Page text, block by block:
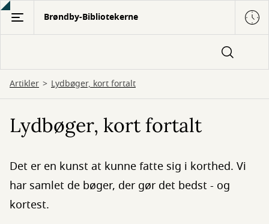
Gå
hovedindhold
Brøndby-Bibliotekerne
Artikler Lydbøger, kort fortalt
Lydbøger, kort fortalt
Det er en kunst at kunne fatte sig i korthed. Vi
har samlet de bøger, der gør det bedst - og
kortest.